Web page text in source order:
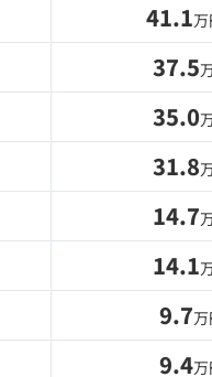
41.1
37.5
35.0
31.8
14.7
14.1
9.7
9.4万